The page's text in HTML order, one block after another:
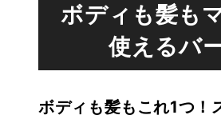
ボディも髪も
使えるバ
ボディも髪もこれ1つ！